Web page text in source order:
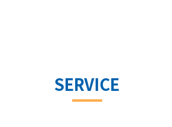
SERVICE